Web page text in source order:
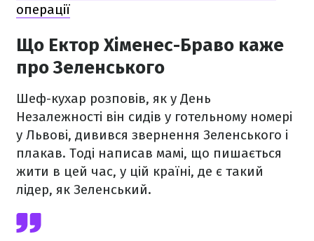
операції
Що Ектор Хіменес-Браво каже
про Зеленського
Шеф-кухар розповів, як у День
Незалежності він сидів у готельному номері
у Львові, дивився звернення Зеленського і
плакав. Тоді написав мамі, що пишається
жити в цей час, у цій країні, де є такий
лідер, як Зеленський.